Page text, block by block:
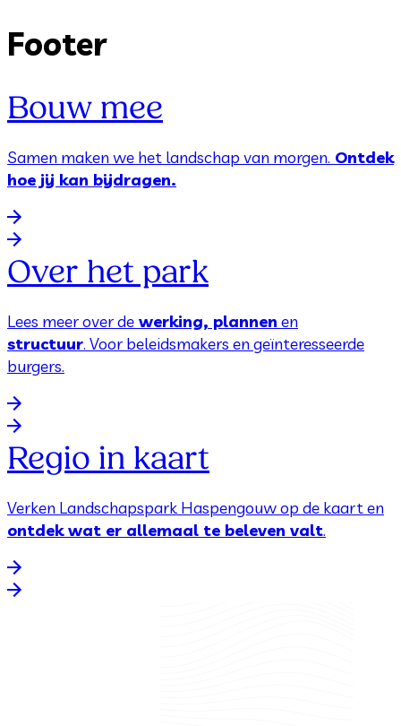
Footer
Bouw mee
Samen maken we het landschap van morgen. Ontdek
hoe jij kan bijdragen.
Over het park
Lees meer over de werking, plannen en
structuur. Voor beleidsmakers en geïnteresseerde
burgers.
Regio in kaart
Verken Landschapspark Haspengouw op de kaart en
ontdek wat er allemaal te beleven valt.